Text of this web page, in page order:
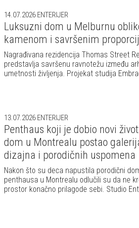
14.07.2026 ENTERIJER
Luksuzni dom u Melburnu
kamenom i savršenim
Nagrađivana rezidencija Thomas Street
predstavlja savršenu ravnotežu između
umetnosti življenja. Projekat studija
13.07.2026 ENTERIJER
Penthaus koji je dobio novi
dom u Montrealu postao
dizajna i porodičnih uspomena
Nakon što su deca napustila porodični
penthausa u Montrealu odlučili su da ne
prostor konačno prilagode sebi. Studio